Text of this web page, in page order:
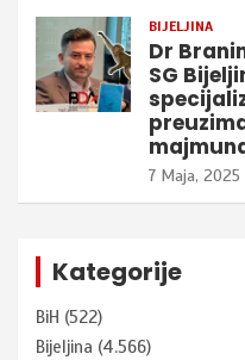
BIJELJINA
Dr
SG
7 Maja, 2025
Kategorije
BiH (522)
Bijeljina (4.566)